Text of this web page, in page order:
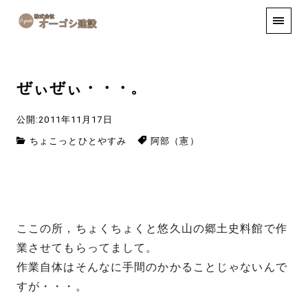
手しごと
ぜぃぜぃ・・・。
公開:2011年11月17日
ちょこっとひとやすみ 阿部（憲）
ここの所，ちょくちょくと悠久山の郷土史料館で作
業させてもらってまして。
作業自体はそんなに手間のかかることじゃないんで
すが・・・。